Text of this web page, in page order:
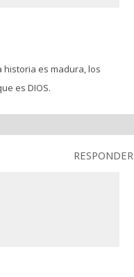
historia es madura, los
es DIOS.
RESPONDER